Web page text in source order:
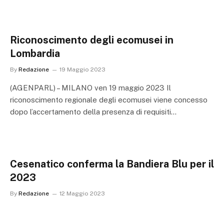
Riconoscimento degli ecomusei in
Lombardia
By Redazione 19 Maggio 2023
(AGENPARL) – MILANO ven 19 maggio 2023 Il
riconoscimento regionale degli ecomusei viene concesso
dopo l’accertamento della presenza di requisiti…
Cesenatico conferma la Bandiera Blu per il
2023
By Redazione 12 Maggio 2023